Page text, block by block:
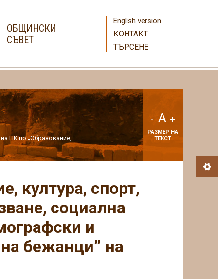
ОБЩИНСКИ
СЪВЕТ
English version
КОНТАКТ
ТЪРСЕНЕ
ПК по „Образование,...
- A +
РАЗМЕР НА
ТЕКСТ
култура, спорт,
социална
и
бежанци” на